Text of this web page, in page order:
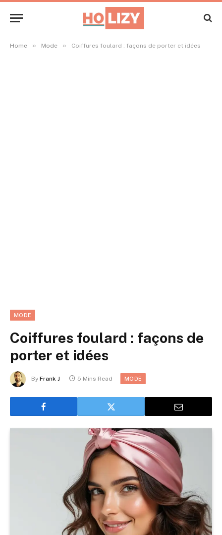
Home » Mode » Coiffures foulard : façons de porter et idées
MODE
Coiffures foulard : façons de
porter et idées
By Frank J 5 Mins Read MODE